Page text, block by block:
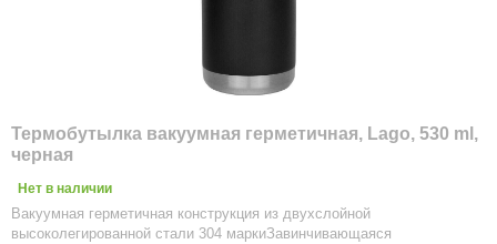
Термобутылка вакуумная герметичная, Lago, 530 ml,
черная
Нет в наличии
Вакуумная герметичная конструкция из двухслойной
высоколегированной стали 304 маркиЗавинчивающаяся